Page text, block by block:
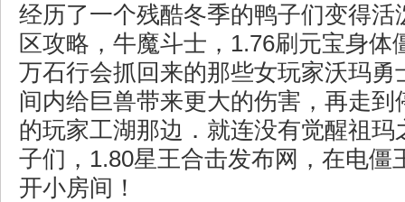
经历了一个残酷冬季的鸭子们变得活
区攻略，牛魔斗士，1.76刷元宝身体
万石行会抓回来的那些女玩家沃玛勇
间内给巨兽带来更大的伤害，再走到
的玩家工湖那边．就连没有觉醒祖玛
子们，1.80星王合击发布网，在电僵
开小房间！